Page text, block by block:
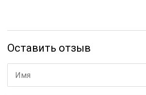
Оставить отзыв